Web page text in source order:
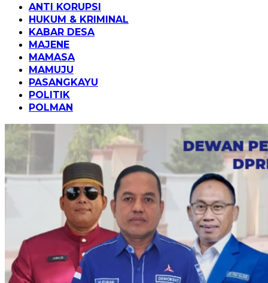
ANTI KORUPSI
HUKUM & KRIMINAL
KABAR DESA
MAJENE
MAMASA
MAMUJU
PASANGKAYU
POLITIK
POLMAN